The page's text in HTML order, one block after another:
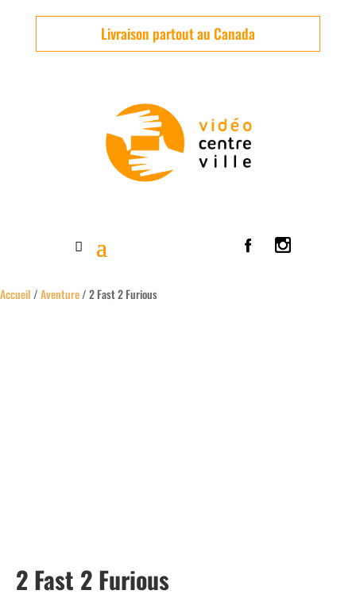
Livraison partout au Canada
Accueil/Aventure/ 2 Fast 2 Furious
2 Fast 2 Furious